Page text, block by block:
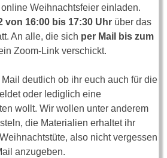
Weihnachtsfeier einladen.
von 16:00 bis 17:30 Uhr über das
An alle, die sich per Mail bis zum
Zoom-Link verschickt.
deutlich ob ihr euch auch für die
oder lediglich eine
wollt. Wir wollen unter anderem
die Materialien erhaltet ihr
also nicht vergessen
anzugeben.